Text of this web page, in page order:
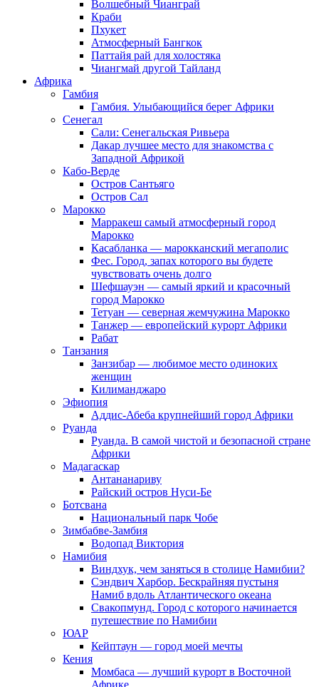
Волшебный Чианграй
Краби
Пхукет
Атмосферный Бангкок
Паттайя рай для холостяка
Чиангмай другой Тайланд
Африка
Гамбия
Гамбия. Улыбающийся берег Африки
Сенегал
Сали: Сенегальская Ривьера
Дакар лучшее место для знакомства с
Западной Африкой
Кабо-Верде
Остров Сантьяго
Остров Сал
Марокко
Марракеш самый атмосферный город
Марокко
Касабланка — марокканский мегаполис
Фес. Город, запах которого вы будете
чувствовать очень долго
Шефшауэн — самый яркий и красочный
город Марокко
Тетуан — северная жемчужина Марокко
Танжер — европейский курорт Африки
Рабат
Танзания
Занзибар — любимое место одиноких
женщин
Килиманджаро
Эфиопия
Аддис-Абеба крупнейший город Африки
Руанда
Руанда. В самой чистой и безопасной стране
Африки
Мадагаскар
Антананариву
Райский остров Нуси-Бе
Ботсвана
Национальный парк Чобе
Зимбабве-Замбия
Водопад Виктория
Намибия
Виндхук, чем заняться в столице Намибии?
Сэндвич Харбор. Бескрайняя пустыня
Намиб вдоль Атлантического океана
Свакопмунд. Город с которого начинается
путешествие по Намибии
ЮАР
Кейптаун — город моей мечты
Кения
Момбаса — лучший курорт в Восточной
Африке